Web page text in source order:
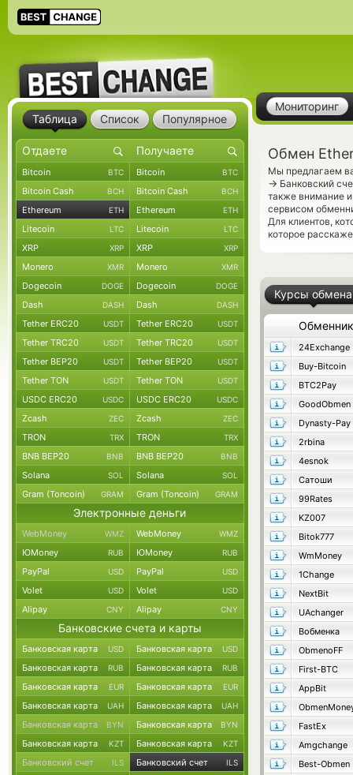
Мониторинг
Обмен
Мы предлагаем
→ Банковский
также внимание
сервисом
Для клиентов,
которое
Курсы обмена
Обменник
24Exchange
Buy-Bitcoin
BTC2Pay
GoodObmen
Dynasty-Pay
2rbina
4esnok
Сатоши
99Rates
KZ007
Bitok777
WmMoney
1Change
NextBit
UAchanger
Вобменка
ObmenoFF
First-BTC
AppBit
FastEx
Amgchange
Best-Obmen
Таблица Список Популярное
Bitcoin BTC Bitcoin BTC
Bitcoin Cash BCH Bitcoin Cash BCH
Ethereum ETH Ethereum ETH
Litecoin LTC Litecoin LTC
XRP XRP XRP XRP
Monero XMR Monero XMR
Dogecoin DOGE Dogecoin DOGE
Dash DASH Dash DASH
Tether ERC20 USDT Tether ERC20 USDT
Tether TRC20 USDT Tether TRC20 USDT
Tether BEP20 USDT Tether BEP20 USDT
Tether TON USDT Tether TON USDT
USDC ERC20 USDC USDC ERC20 USDC
Zcash ZEC Zcash ZEC
TRON TRX TRON TRX
BNB BEP20 BNB BNB BEP20 BNB
Solana SOL Solana SOL
Gram (Toncoin) GRAM Gram (Toncoin) GRAM
Электронные деньги
WebMoney WMZ WebMoney WMZ
ЮMoney RUB ЮMoney RUB
PayPal USD PayPal USD
Volet USD Volet USD
Alipay CNY Alipay CNY
Банковские счета и карты
Банковская карта USD Банковская карта USD
Банковская карта RUB Банковская карта RUB
Банковская карта EUR Банковская карта EUR
Банковская карта UAH Банковская карта UAH
Банковская карта BYN Банковская карта BYN
Банковская карта KZT Банковская карта KZT
Банковский счет ILS Банковский счет ILS